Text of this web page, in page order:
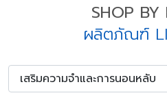
SHOP BY
ผลิตภัณฑ์